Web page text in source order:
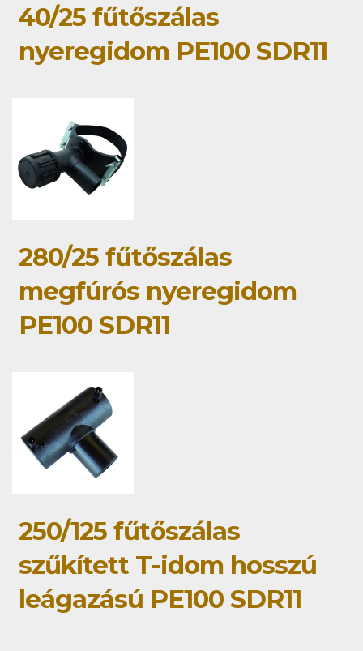
40/25 fűtőszálas
nyeregidom PE100 SDR11
280/25 fűtőszálas
megfúrós nyeregidom
PE100 SDR11
250/125 fűtőszálas
szűkített T-idom hosszú
leágazású PE100 SDR11